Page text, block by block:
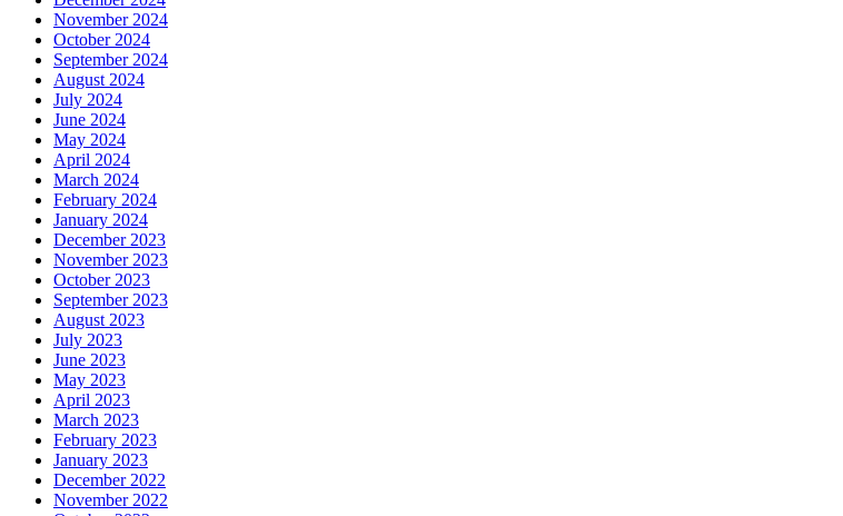
November 2024
October 2024
September 2024
August 2024
July 2024
June 2024
May 2024
April 2024
March 2024
February 2024
January 2024
December 2023
November 2023
October 2023
September 2023
August 2023
July 2023
June 2023
May 2023
April 2023
March 2023
February 2023
January 2023
December 2022
November 2022